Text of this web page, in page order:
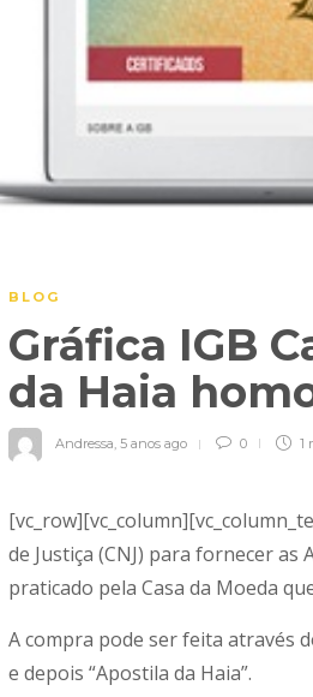
BLOG
Gráfica IGB
da Haia
Andressa, 5 anos ago 0 1
de Justiça (CNJ) para fornecer as
praticado pela Casa da Moeda
A compra pode ser feita através
e depois “Apostila da Haia”.